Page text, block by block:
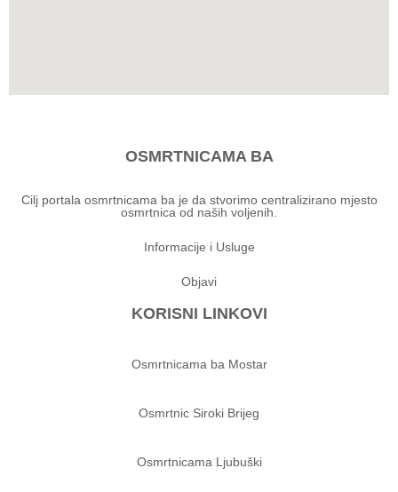
OSMRTNICAMA BA
Cilj portala osmrtnicama ba je da stvorimo centralizirano mjesto
osmrtnica od naših voljenih.
Informacije i Usluge
Objavi
KORISNI LINKOVI
Osmrtnicama ba Mostar
Osmrtnic Siroki Brijeg
Osmrtnicama Ljubuški